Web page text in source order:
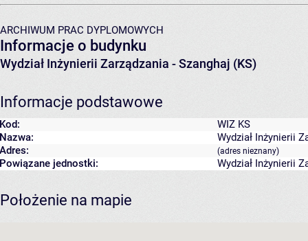
ARCHIWUM PRAC DYPLOMOWYCH
Informacje o budynku
Wydział Inżynierii Zarządzania - Szanghaj (KS)
Informacje podstawowe
Kod:
WIZ KS
Nazwa:
Wydział Inżynierii
Adres:
(adres nieznany)
Powiązane jednostki: Wydział Inżynierii
Położenie na mapie